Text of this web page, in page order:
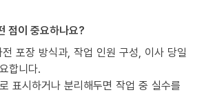
점이 중요하나요?
포장 방식과, 작업 인원 구성, 이사 당일
합니다.
표시하거나 분리해두면 작업 중 실수를